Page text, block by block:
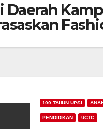
Daerah
100 TAHUN UPSI
PENDIDIKAN UCTC